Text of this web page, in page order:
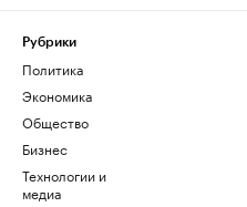
Рубрики
Политика
Экономика
Общество
Бизнес
Технологии и
медиа